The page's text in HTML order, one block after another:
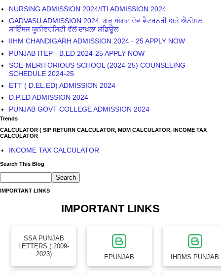
NURSING ADMISSION 2024/ITI ADMISSION 2024
GADVASU ADMISSION 2024: ਗੁਰੂ ਅੰਗਦ ਦੇਵ ਵੈਟਰਨਰੀ ਅਤੇ ਐਨੀਮਲ
ਸਾਇੰਸਜ ਯੂਨੀਵਰਸਿਟੀ ਵੱਲੋਂ ਦਾਖ਼ਲਾ ਸ਼ਡਿਊਲ
IIHM CHANDIGARH ADMISSION 2024 - 25 APPLY NOW
PUNJAB ITEP - B.ED 2024-25 APPLY NOW
SOE-MERITORIOUS SCHOOL (2024-25) COUNSELING
SCHEDULE 2024-25
ETT ( D.EL.ED) ADMISSION 2024
D.P.ED ADMISSION 2024
PUNJAB GOVT COLLEGE ADMISSION 2024
Trends
CALCULATOR ( SIP RETURN CALCULATOR, MDM CALCULATOR, INCOME TAX
CALCULATOR
INCOME TAX CALCULATOR
Search This Blog
IMPORTANT LINKS
IMPORTANT LINKS
SSA PUNJAB
LETTERS ( 2009-
2023)
EPUNJAB IHRMS PUNJAB